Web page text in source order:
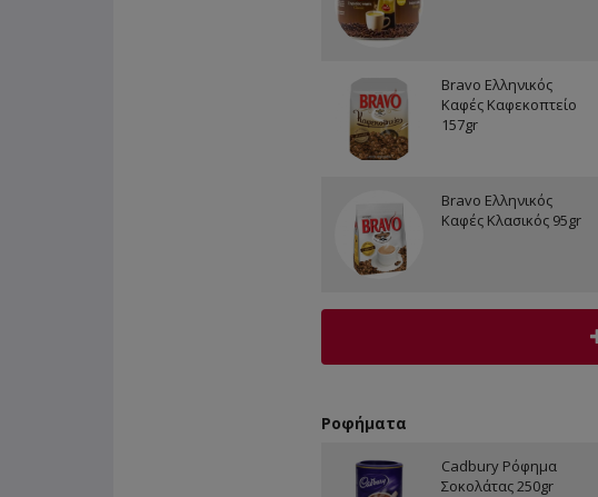
Bravo Ελληνικός
Καφές Καφεκοπτείο
157gr
Bravo Ελληνικός
Καφές Κλασικός 95gr
Ροφήματα
Cadbury Ρόφημα
Σοκολάτας 250gr